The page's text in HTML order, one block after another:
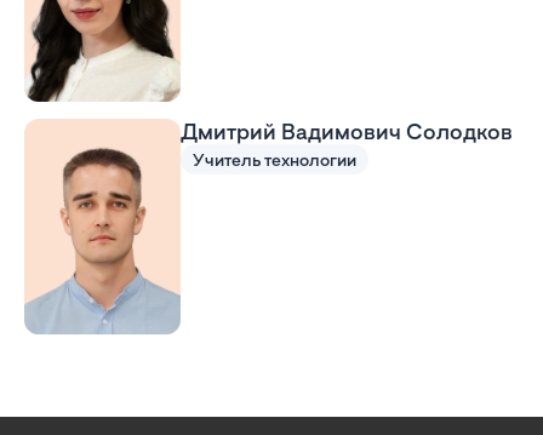
Дмитрий Вадимович Солодков
Учитель технологии